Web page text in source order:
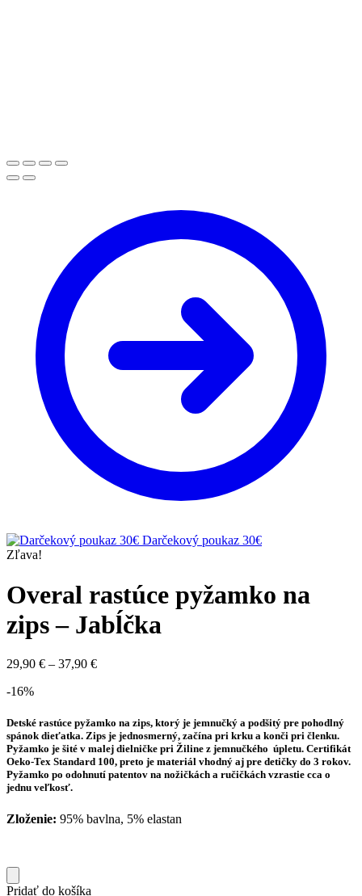
Darčekový poukaz 30€
Zľava!
Overal rastúce pyžamko na
zips – Jabĺčka
29,90 € – 37,90 €
-16%
Detské rastúce pyžamko na zips, ktorý je jemnučký a podšitý pre pohodlný
spánok dieťatka. Zips je jednosmerný, začína pri krku a konči pri členku.
Pyžamko je šité v malej dielničke pri Žiline z jemnučkého úpletu. Certifikát
Oeko-Tex Standard 100, preto je materiál vhodný aj pre detičky do 3 rokov.
Pyžamko po odohnutí patentov na nožičkách a ručičkách vzrastie cca o
jednu veľkosť.
Zloženie: 95% bavlna, 5% elastan
Pridať do košíka